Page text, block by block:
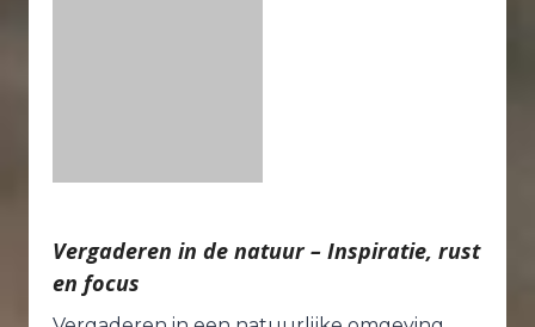
Vergaderen in de natuur – Inspiratie, rust
en focus